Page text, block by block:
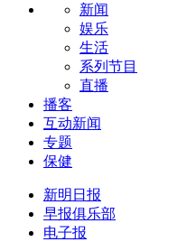
新闻
娱乐
生活
系列节目
直播
播客
互动新闻
专题
保健
新明日报
早报俱乐部
电子报